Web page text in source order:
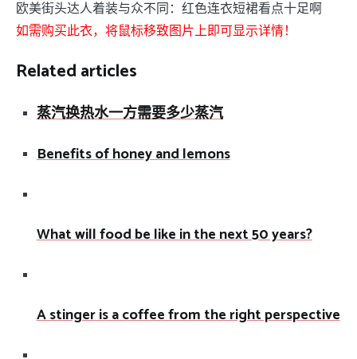
欧美街头达人着装与众不同：红色连衣短裙看点十足啊
如需购买此衣，将鼠标移致图片上即可显示详情！
Related articles
蒸汽换热水一方需要多少蒸汽
Benefits of honey and lemons
What will food be like in the next 50 years?
A stinger is a coffee from the right perspective